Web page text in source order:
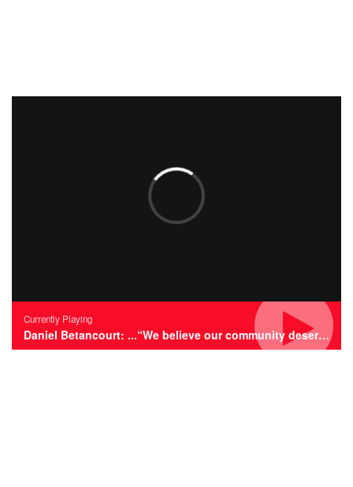
Currently Playing
Daniel Betancourt: ...“We believe our community deserves the best”...